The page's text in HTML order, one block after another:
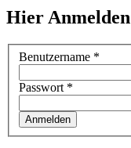
Hier Anmelden
Benutzername *
Passwort *
Anmelden